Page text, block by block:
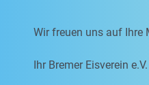
Wir freuen uns auf Ihre
Ihr Bremer Eisverein e.V.